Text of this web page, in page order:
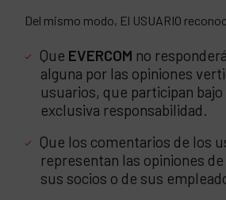
Del mismo modo, El USUARIO
Que EVERCOM no
alguna por las opiniones
usuarios, que participan
exclusiva responsabilidad.
Que los comentarios de los
representan las opiniones de
sus socios o de sus